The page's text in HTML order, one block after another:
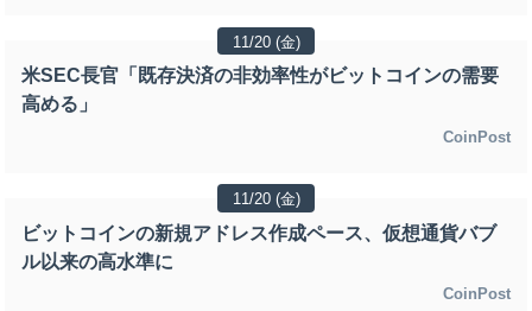
11/20 (金)
米SEC長官「既存決済の非効率性がビットコインの需要
高める」
CoinPost
11/20 (金)
ビットコインの新規アドレス作成ペース、仮想通貨バブ
ル以来の高水準に
CoinPost